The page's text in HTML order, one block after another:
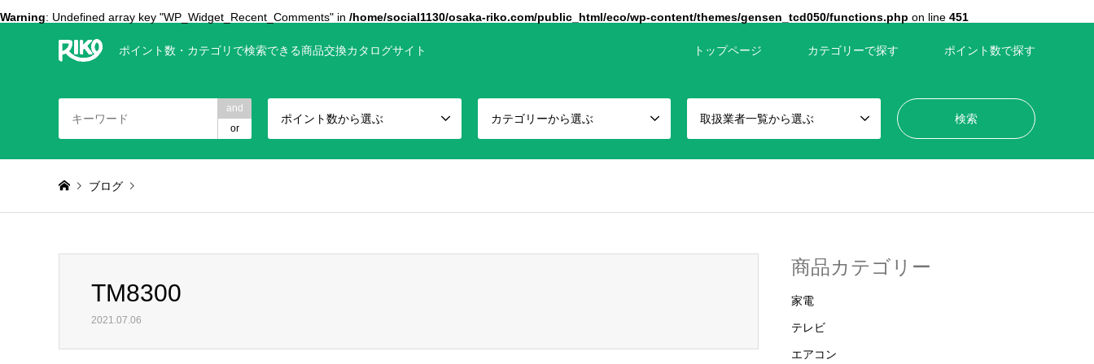
Warning: Undefined array key "WP_Widget_Recent_Comments" in /home/social1130/osaka-riko.com/public_html/eco/wp-content/themes/gensen_tcd050/functions.php on line 451
ポイント数・カテゴリで検索できる商品交換カタログサイト トップページ カテゴリーで探す ポイント数で探す
and
or
ポイント数から選ぶ カテゴリーから選ぶ 取扱業者一覧から選ぶ
ブログ
TM8300
2021.07.06
商品カテゴリー
家電
テレビ
エアコン